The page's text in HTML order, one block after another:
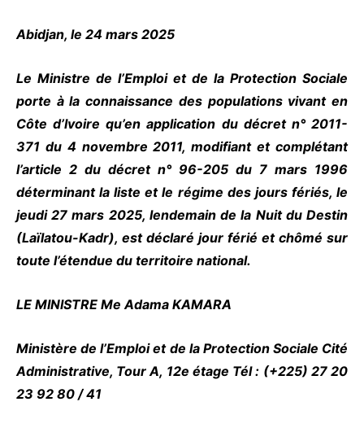
Abidjan, le 24 mars 2025
Le Ministre de l’Emploi et de la Protection Sociale
porte à la connaissance des populations vivant en
Côte d’Ivoire qu’en application du décret n° 2011-
371 du 4 novembre 2011, modifiant et complétant
l’article 2 du décret n° 96-205 du 7 mars 1996
déterminant la liste et le régime des jours fériés, le
jeudi 27 mars 2025, lendemain de la Nuit du Destin
(Laïlatou-Kadr), est déclaré jour férié et chômé sur
toute l’étendue du territoire national.
LE MINISTRE Me Adama KAMARA
Ministère de l’Emploi et de la Protection Sociale Cité
Administrative, Tour A, 12e étage Tél : (+225) 27 20
23 92 80 / 41